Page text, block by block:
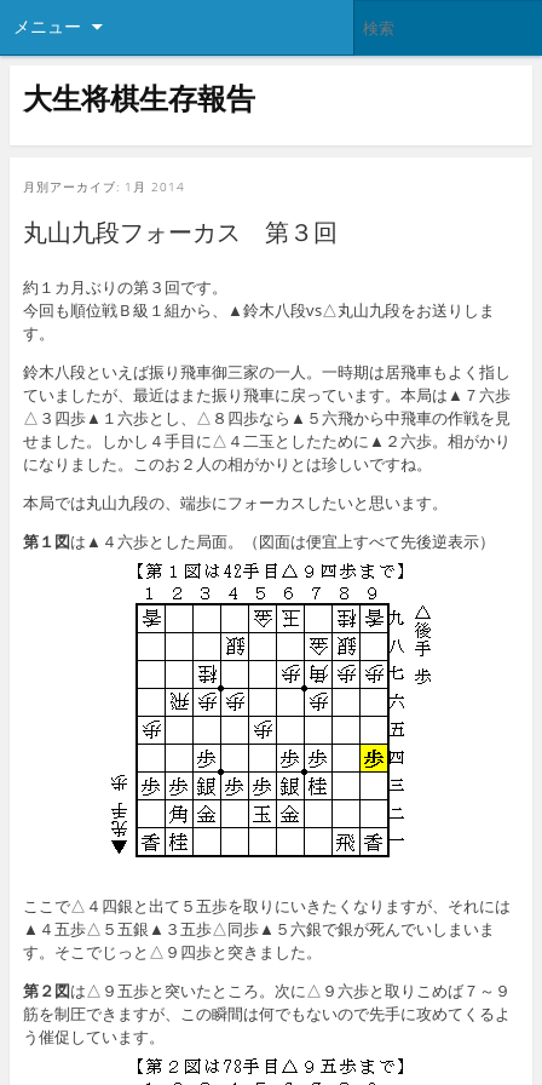
メニュー
大生将棋生存報告
月別アーカイブ: 1月 2014
丸山九段フォーカス 第３回
約１カ月ぶりの第３回です。
今回も順位戦Ｂ級１組から、▲鈴木八段vs△丸山九段をお送りしま
す。
鈴木八段といえば振り飛車御三家の一人。一時期は居飛車もよく指し
ていましたが、最近はまた振り飛車に戻っています。本局は▲７六歩
△３四歩▲１六歩とし、△８四歩なら▲５六飛から中飛車の作戦を見
せました。しかし４手目に△４二玉としたために▲２六歩。相がかり
になりました。このお２人の相がかりとは珍しいですね。
本局では丸山九段の、端歩にフォーカスしたいと思います。
第１図は▲４六歩とした局面。（図面は便宜上すべて先後逆表示）
ここで△４四銀と出て５五歩を取りにいきたくなりますが、それには
▲４五歩△５五銀▲３五歩△同歩▲５六銀で銀が死んでいしまいま
す。そこでじっと△９四歩と突きました。
第２図は△９五歩と突いたところ。次に△９六歩と取りこめば７～９
筋を制圧できますが、この瞬間は何でもないので先手に攻めてくるよ
う催促しています。